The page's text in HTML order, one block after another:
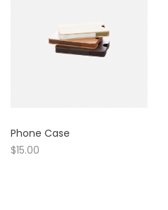
Phone Case
$15.00